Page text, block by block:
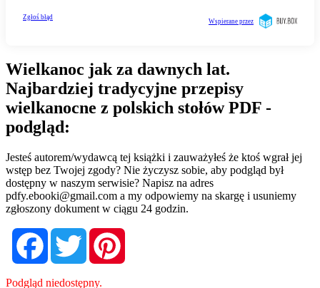
Wielkanoc jak za dawnych lat.
Najbardziej tradycyjne przepisy
wielkanocne z polskich stołów PDF -
podgląd:
Jesteś autorem/wydawcą tej książki i zauważyłeś że ktoś wgrał jej
wstęp bez Twojej zgody? Nie życzysz sobie, aby podgląd był
dostępny w naszym serwisie? Napisz na adres
pdfy.ebooki@gmail.com a my odpowiemy na skargę i usuniemy
zgłoszony dokument w ciągu 24 godzin.
FacebookTwitter
Podgląd niedostępny.